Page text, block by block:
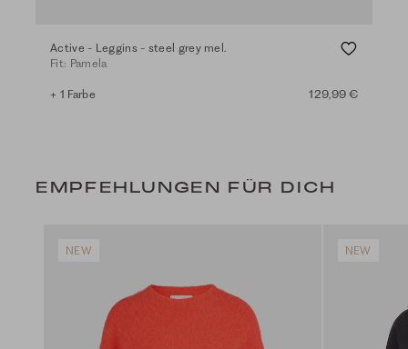
Active - Leggins - steel grey mel.
Fit: Pamela
+ 1 Farbe 129,99 €
EMPFEHLUNGEN FÜR DICH
NEW NEW